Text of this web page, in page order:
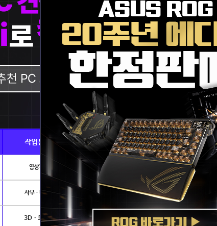
작업용PC Ai · 전문가용
영상편집 AI이미지생성 · 딥러닝 리그오브레전드
사무 · 디자인 배틀그라운드
3D · 모델링 NVIDIA AI PC 로스트아크